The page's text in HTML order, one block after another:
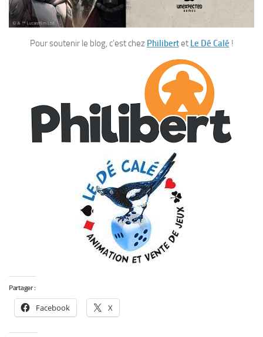
Pour soutenir le blog, c’est chez Philibertet Le Dé Calé !
Partager :
Facebook X